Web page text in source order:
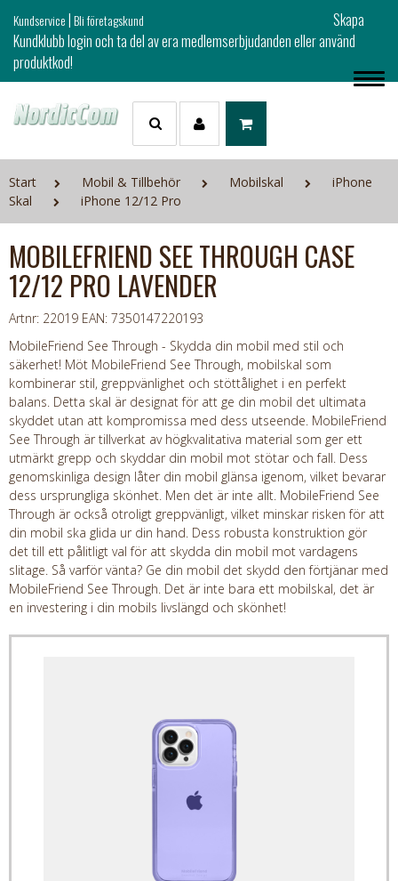
Kundservice|Bli företagskund
Skapa
Kundklubb login och ta del av era medlemserbjudanden eller använd
produktkod!
Start Mobil & Tillbehör Mobilskal
iPhone
Skal
iPhone 12/12 Pro
MOBILEFRIEND SEE THROUGH CASE
12/12 PRO LAVENDER
Artnr: 22019 EAN: 7350147220193
MobileFriend See Through - Skydda din mobil med stil och
säkerhet! Möt MobileFriend See Through, mobilskal som
kombinerar stil, greppvänlighet och stöttålighet i en perfekt
balans. Detta skal är designat för att ge din mobil det ultimata
skyddet utan att kompromissa med dess utseende. MobileFriend
See Through är tillverkat av högkvalitativa material som ger ett
utmärkt grepp och skyddar din mobil mot stötar och fall. Dess
genomskinliga design låter din mobil glänsa igenom, vilket bevarar
dess ursprungliga skönhet. Men det är inte allt. MobileFriend See
Through är också otroligt greppvänligt, vilket minskar risken för att
din mobil ska glida ur din hand. Dess robusta konstruktion gör
det till ett pålitligt val för att skydda din mobil mot vardagens
slitage. Så varför vänta? Ge din mobil det skydd den förtjänar med
MobileFriend See Through. Det är inte bara ett mobilskal, det är
en investering i din mobils livslängd och skönhet!